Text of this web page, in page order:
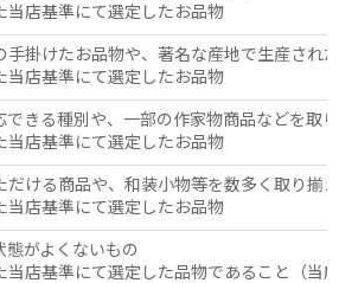
当店基準にて選定したお品物
手掛けたお品物や、著名な産地で生産され
当店基準にて選定したお品物
できる種別や、一部の作家物商品などを取
当店基準にて選定したお品物
だける商品や、和装小物等を数多く取り揃
当店基準にて選定したお品物
態がよくないもの
当店基準にて選定した品物であること（当